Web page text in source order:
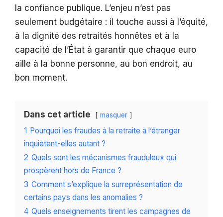
la confiance publique. L’enjeu n’est pas
seulement budgétaire : il touche aussi à l’équité,
à la dignité des retraités honnêtes et à la
capacité de l’État à garantir que chaque euro
aille à la bonne personne, au bon endroit, au
bon moment.
Dans cet article masquer
1 Pourquoi les fraudes à la retraite à l’étranger
inquiètent-elles autant ?
2 Quels sont les mécanismes frauduleux qui
prospèrent hors de France ?
3 Comment s’explique la surreprésentation de
certains pays dans les anomalies ?
4 Quels enseignements tirent les campagnes de